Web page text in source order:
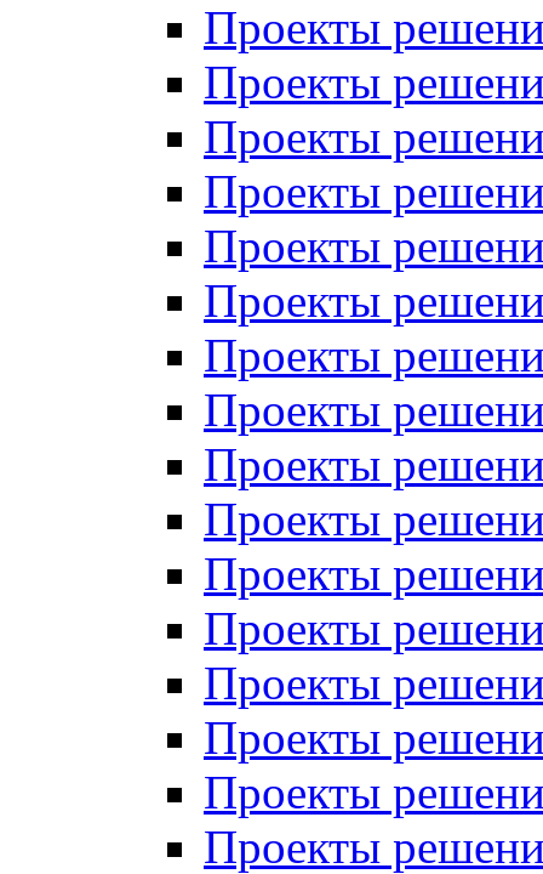
Проекты
Проекты
Проекты
Проекты
Проекты
Проекты
Проекты
Проекты
Проекты
Проекты
Проекты
Проекты
Проекты
Проекты
Проекты
Проекты